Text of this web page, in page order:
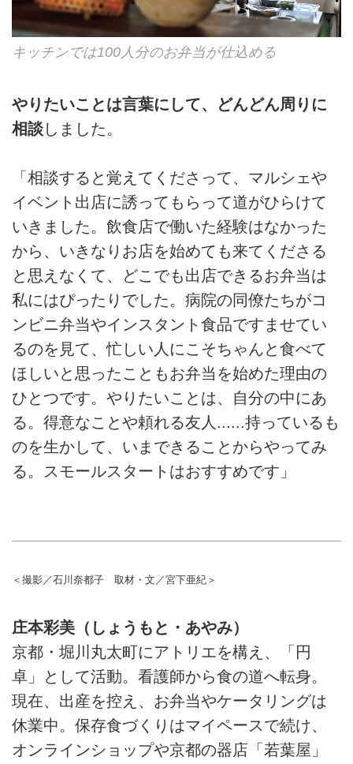
キッチンでは100人分のお弁当が仕込める
やりたいことは言葉にして、どんどん周りに
相談しました。
「相談すると覚えてくださって、マルシェや
イベント出店に誘ってもらって道がひらけて
いきました。飲食店で働いた経験はなかった
から、いきなりお店を始めても来てくださる
と思えなくて、どこでも出店できるお弁当は
私にはぴったりでした。病院の同僚たちがコ
ンビニ弁当やインスタント食品ですませてい
るのを見て、忙しい人にこそちゃんと食べて
ほしいと思ったこともお弁当を始めた理由の
ひとつです。やりたいことは、自分の中にあ
る。得意なことや頼れる友人......持っているも
のを生かして、いまできることからやってみ
る。スモールスタートはおすすめです」
＜撮影／石川奈都子 取材・文／宮下亜紀＞
庄本彩美（しょうもと・あやみ）
京都・堀川丸太町にアトリエを構え、「円
卓」として活動。看護師から食の道へ転身。
現在、出産を控え、お弁当やケータリングは
休業中。保存食づくりはマイペースで続け、
オンラインショップや京都の器店「若葉屋」